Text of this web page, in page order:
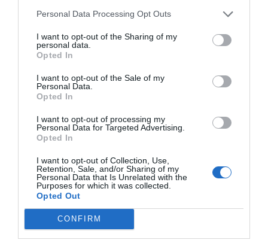
Personal Data Processing Opt Outs
I want to opt-out of the Sharing of my
personal data.
Opted In
I want to opt-out of the Sale of my
Personal Data.
Opted In
I want to opt-out of processing my
Personal Data for Targeted Advertising.
Opted In
I want to opt-out of Collection, Use,
Retention, Sale, and/or Sharing of my
Personal Data that Is Unrelated with the
Purposes for which it was collected.
Opted Out
CONFIRM
Jag fick tips om den här glassen av en annan mamma
vars dotter vägrade dricka vätsekersättning när hon var
vätskeersättning var jag såklart tvungen att prova.
Jag använde Fun Light sockerfri hallon- och apelsinsaft,
men välj er favoritsaft.
utan minsta knorr.